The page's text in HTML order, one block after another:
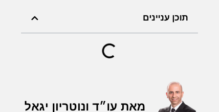
תוכן עניינים
מאת עו״ד ונוטריון יגאל